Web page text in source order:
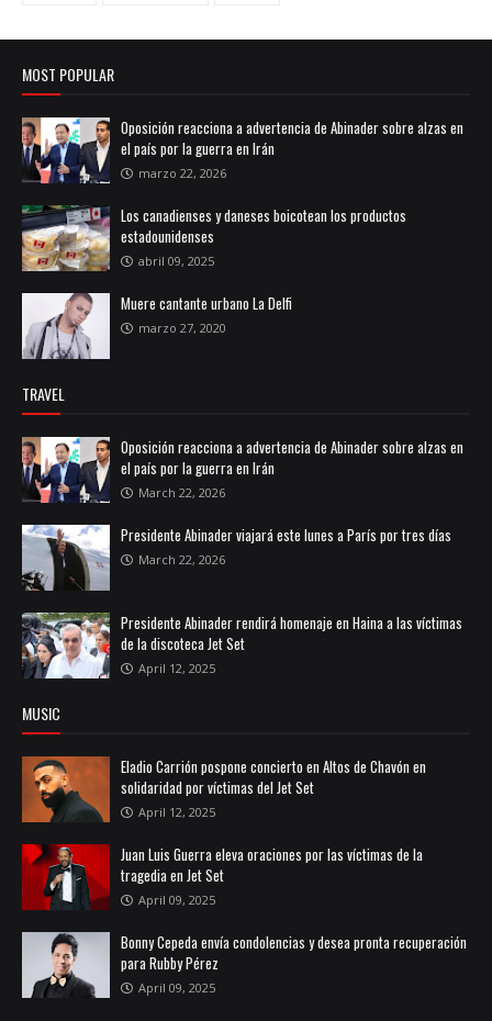
MOST POPULAR
Oposición reacciona a advertencia de Abinader sobre alzas en
el país por la guerra en Irán
marzo 22, 2026
Los canadienses y daneses boicotean los productos
estadounidenses
abril 09, 2025
Muere cantante urbano La Delfi
marzo 27, 2020
TRAVEL
Oposición reacciona a advertencia de Abinader sobre alzas en
el país por la guerra en Irán
March 22, 2026
Presidente Abinader viajará este lunes a París por tres días
March 22, 2026
Presidente Abinader rendirá homenaje en Haina a las víctimas
de la discoteca Jet Set
April 12, 2025
MUSIC
Eladio Carrión pospone concierto en Altos de Chavón en
solidaridad por víctimas del Jet Set
April 12, 2025
Juan Luis Guerra eleva oraciones por las víctimas de la
tragedia en Jet Set
April 09, 2025
Bonny Cepeda envía condolencias y desea pronta recuperación
para Rubby Pérez
April 09, 2025